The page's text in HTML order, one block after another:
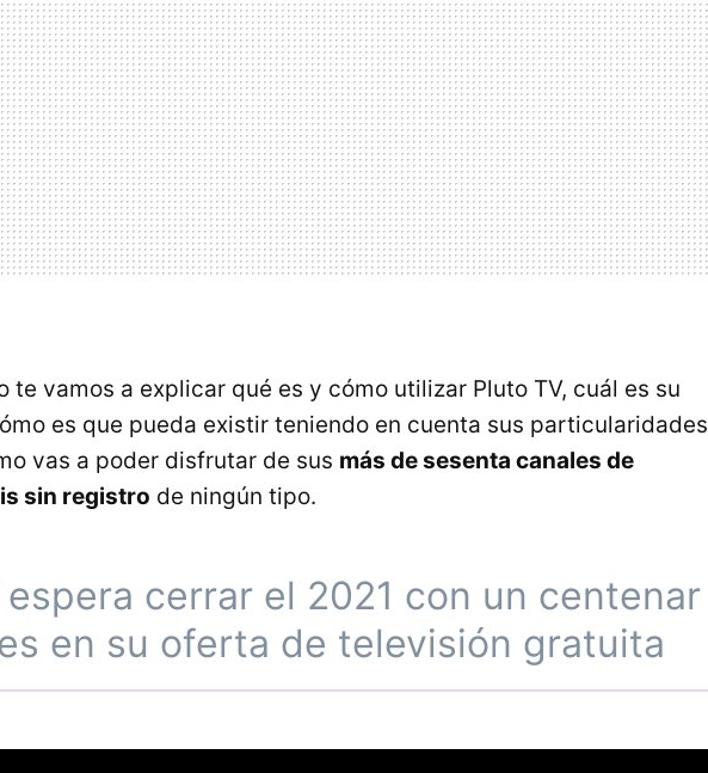
te vamos a explicar qué es y cómo utilizar Pluto TV, cuál es su
es que pueda existir teniendo en cuenta sus particularidades
vas a poder disfrutar de sus más de sesenta canales de
sin registro de ningún tipo.
espera cerrar el 2021 con un centenar
en su oferta de televisión gratuita